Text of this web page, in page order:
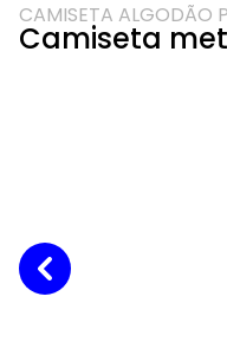
CAMISETA ALGODÃO
Camiseta